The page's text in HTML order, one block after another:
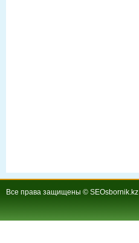
Все права защищены © SEOsbornik.kz